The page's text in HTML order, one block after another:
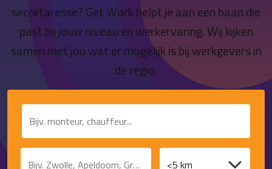
Contact
secretaresse? Get Work helpt je aan een baan die
past bij jouw niveau en werkervaring. Wij kijken
samen met jou wat er mogelijk is bij werkgevers in
de regio.